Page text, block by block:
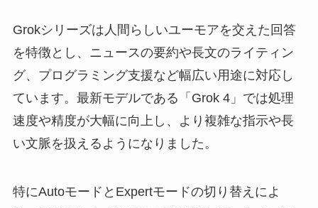
Grokシリーズは人間らしいユーモアを交えた回答
を特徴とし、ニュースの要約や長文のライティン
グ、プログラミング支援など幅広い用途に対応し
ています。最新モデルである「Grok 4」では処理
速度や精度が大幅に向上し、より複雑な指示や長
い文脈を扱えるようになりました。
特にAutoモードとExpertモードの切り替えによ